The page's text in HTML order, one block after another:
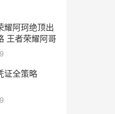
耀阿珂绝顶出
王者荣耀阿哥
证全策略